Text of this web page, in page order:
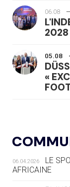
06.08
2028
05.08
«
LE
AUX
05.08
DES
06.04.2026
LE
AFRICAINE